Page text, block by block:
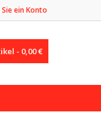
ein Konto
- 0,00 €